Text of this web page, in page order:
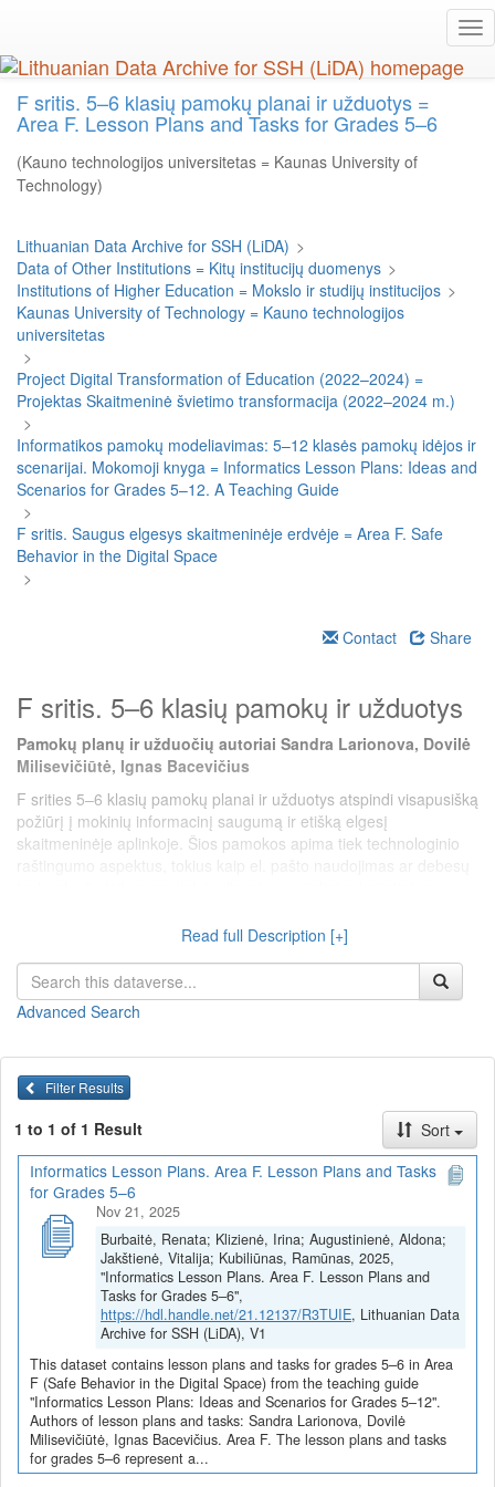
main
content
F sritis. 5–6 klasių pamokų planai ir užduotys =
Area F. Lesson Plans and Tasks for Grades 5–6
(Kauno technologijos universitetas = Kaunas University of
Technology)
Lithuanian Data Archive for SSH (LiDA) >
Data of Other Institutions = Kitų institucijų duomenys >
Institutions of Higher Education = Mokslo ir studijų institucijos >
Kaunas University of Technology = Kauno technologijos
universitetas
>
Project Digital Transformation of Education (2022–2024) =
Projektas Skaitmeninė švietimo transformacija (2022–2024 m.)
>
Informatikos pamokų modeliavimas: 5–12 klasės pamokų idėjos ir
scenarijai. Mokomoji knyga = Informatics Lesson Plans: Ideas and
Scenarios for Grades 5–12. A Teaching Guide
>
F sritis. Saugus elgesys skaitmeninėje erdvėje = Area F. Safe
Behavior in the Digital Space
>
Contact Share
F sritis. 5–6 klasių pamokų ir užduotys
Pamokų planų ir užduočių autoriai Sandra Larionova, Dovilė
Milisevičiūtė, Ignas Bacevičius
F srities 5–6 klasių pamokų planai ir užduotys atspindi visapusišką
požiūrį į mokinių informacinį saugumą ir etišką elgesį
skaitmeninėje aplinkoje. Šios pamokos apima tiek technologinio
skaitmeninį etiką ar atsakomybę virtualioje erdvėje. Temų įvairovė
sąmoningumą.
Pamokų planai ir užduotys
Kaip taisyklingai dirbti kompiuteriu (Sandra Larionova)
Skaitmeninių technologijų poveikis aplinkai (Sandra
Saugus bendravimas virtualiojoje erdvėje (Sandra
Larionova)
Kibernetinės grėsmės, 1 pamoka (Sandra Larionova)
Kibernetinės grėsmės, 2 pamoka (Sandra Larionova)
Saugus elgesys virtualioje/kibernetinėje erdvėje (Dovilė
Milisevičiūtė)
El. pašto programa, struktūra, privalumai (Ignas Bacevičius)
Skirtingų el. pašto programų palyginimai, naudojimosi
el.pašto programa scenarijaus kūrimas (Ignas Bacevičius)
Saugaus ir tvarkingo bendravimo taisyklės, bendravimo
Debesų technologijos, Google Diskas (Ignas Bacevičius)
Visi F srities pamokų planai ir užduotys
Pamokų planai ir užduotys parengti vykdant projektą „Skaitmeninė
švietimo transformacija („EdTech“)
Read full Description [+]
Advanced Search
Filter Results
1 to 1 of 1 Result
Sort
Informatics Lesson Plans. Area F. Lesson Plans and Tasks
for Grades 5–6
Nov 21, 2025
Burbaitė, Renata; Klizienė, Irina; Augustinienė, Aldona;
Jakštienė, Vitalija; Kubiliūnas, Ramūnas, 2025,
"Informatics Lesson Plans. Area F. Lesson Plans and
Tasks for Grades 5–6",
https://hdl.handle.net/21.12137/R3TUIE, Lithuanian Data
Archive for SSH (LiDA), V1
This dataset contains lesson plans and tasks for grades 5–6 in Area
F (Safe Behavior in the Digital Space) from the teaching guide
"Informatics Lesson Plans: Ideas and Scenarios for Grades 5–12".
Authors of lesson plans and tasks: Sandra Larionova, Dovilė
Milisevičiūtė, Ignas Bacevičius. Area F. The lesson plans and tasks
for grades 5–6 represent a...